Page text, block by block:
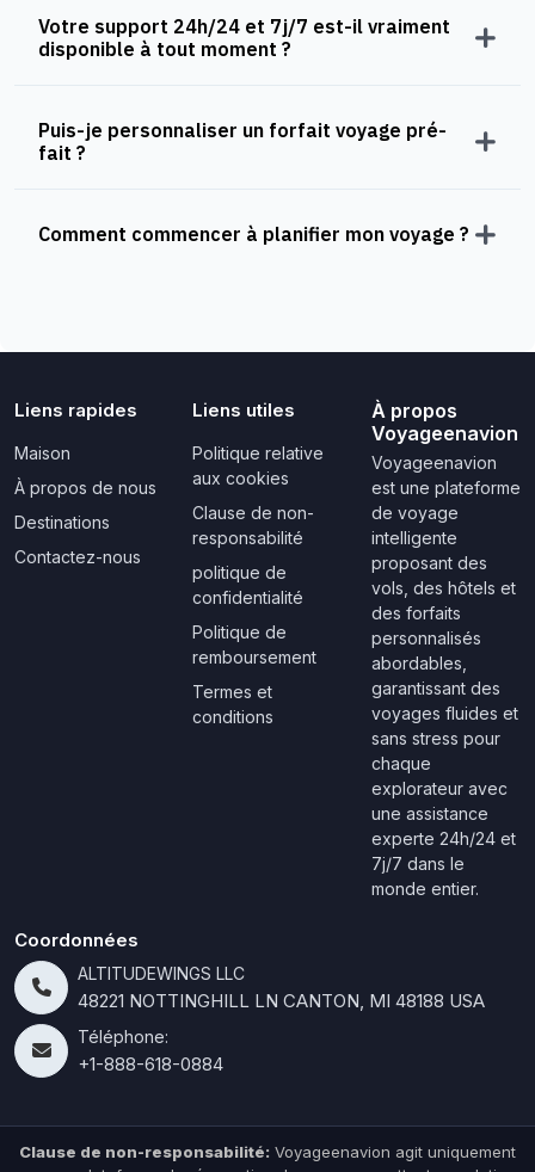
Votre support 24h/24 et 7j/7 est-il vraiment
disponible à tout moment ?
Puis-je personnaliser un forfait voyage pré-
fait ?
Comment commencer à planifier mon voyage ?
Liens rapides
Maison
À propos de nous
Destinations
Contactez-nous
Liens utiles
Politique relative
aux cookies
Clause de non-
responsabilité
politique de
confidentialité
Politique de
remboursement
Termes et
conditions
À propos
Voyageenavion
Voyageenavion
est une plateforme
de voyage
intelligente
proposant des
vols, des hôtels et
des forfaits
personnalisés
abordables,
garantissant des
voyages fluides et
sans stress pour
chaque
explorateur avec
une assistance
experte 24h/24 et
7j/7 dans le
monde entier.
Coordonnées
ALTITUDEWINGS LLC
48221 NOTTINGHILL LN CANTON, MI 48188 USA
Téléphone:
+1-888-618-0884
Clause de non-responsabilité: Voyageenavion agit uniquement